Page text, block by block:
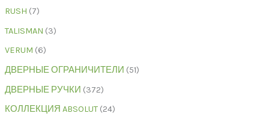
RUSH 7
TALISMAN 3
VERUM 6
ДВЕРНЫЕ ОГРАНИЧИТЕЛИ 51
ДВЕРНЫЕ РУЧКИ 372
КОЛЛЕКЦИЯ ABSOLUT 24